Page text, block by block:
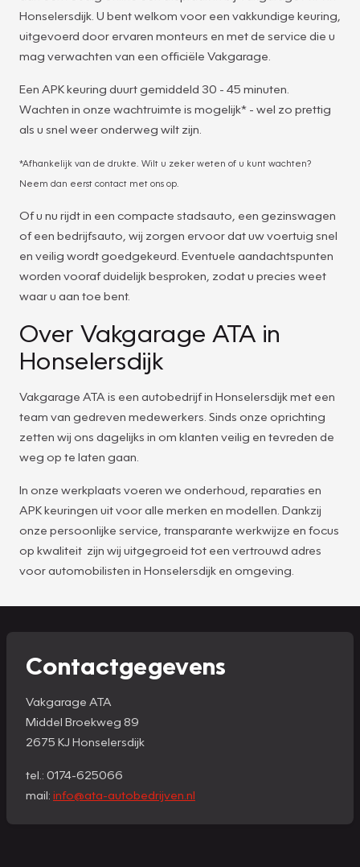
Honselersdijk. U bent welkom voor een vakkundige keuring,
uitgevoerd door ervaren monteurs en met de service die u
mag verwachten van een officiële Vakgarage.
Een APK keuring duurt gemiddeld 30 - 45 minuten.
Wachten in onze wachtruimte is mogelijk* - wel zo prettig
als u snel weer onderweg wilt zijn.
*Afhankelijk van de drukte. Wilt u zeker weten of u kunt wachten?
Neem dan eerst contact met ons op.
Of u nu rijdt in een compacte stadsauto, een gezinswagen
of een bedrijfsauto, wij zorgen ervoor dat uw voertuig snel
en veilig wordt goedgekeurd. Eventuele aandachtspunten
worden vooraf duidelijk besproken, zodat u precies weet
waar u aan toe bent.
Over Vakgarage ATA in
Honselersdijk
Vakgarage ATA is een autobedrijf in Honselersdijk met een
team van gedreven medewerkers. Sinds onze oprichting
zetten wij ons dagelijks in om klanten veilig en tevreden de
weg op te laten gaan.
In onze werkplaats voeren we onderhoud, reparaties en
APK keuringen uit voor alle merken en modellen. Dankzij
onze persoonlijke service, transparante werkwijze en focus
op kwaliteit zijn wij uitgegroeid tot een vertrouwd adres
voor automobilisten in Honselersdijk en omgeving.
Contactgegevens
Vakgarage ATA
Middel Broekweg 89
2675 KJ Honselersdijk
tel.: 0174-625066
mail: info@ata-autobedrijven.nl